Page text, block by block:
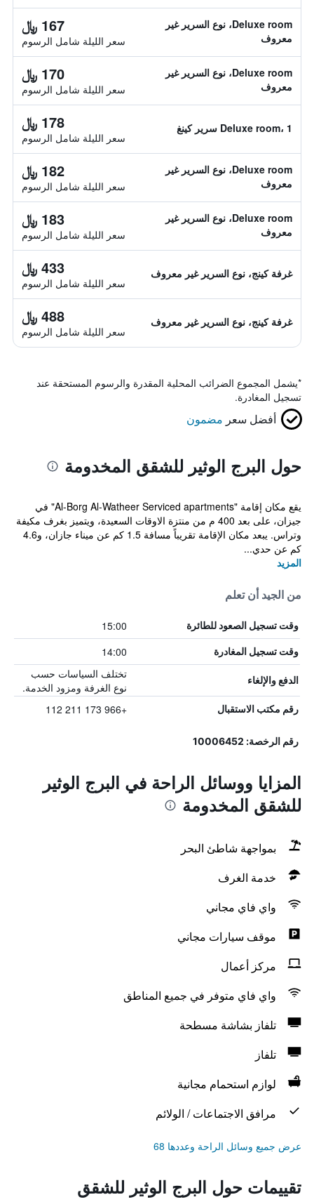
Deluxe room، نوع السرير غير
معروف
167 ﷼
سعر الليلة شامل الرسوم
Deluxe room، نوع السرير غير
معروف
170 ﷼
سعر الليلة شامل الرسوم
Deluxe room، 1 سرير كينغ 178 ﷼
سعر الليلة شامل الرسوم
Deluxe room، نوع السرير غير
معروف
182 ﷼
سعر الليلة شامل الرسوم
Deluxe room، نوع السرير غير
معروف
183 ﷼
سعر الليلة شامل الرسوم
غرفة كينج، نوع السرير غير معروف 433 ﷼
سعر الليلة شامل الرسوم
غرفة كينج، نوع السرير غير معروف 488 ﷼
سعر الليلة شامل الرسوم
*يشمل المجموع الضرائب المحلية المقدرة والرسوم المستحقة عند
تسجيل المغادرة.
أفضل سعر مضمون
حول البرج الوثير للشقق المخدومة
يقع مكان إقامة "Al-Borg Al-Watheer Serviced apartments" في
جيزان، على بعد 400 م من منتزة الاوقات السعيدة، ويتميز بغرف مكيفة
وتراس. يبعد مكان الإقامة تقريباً مسافة 1.5 كم عن ميناء جازان، و4.6
كم عن حدي...
المزيد
من الجيد أن تعلم
وقت تسجيل الصعود للطائرة 15:00
وقت تسجيل المغادرة 14:00
الدفع والإلغاء
تختلف السياسات حسب
نوع الغرفة ومزود الخدمة.
رقم مكتب الاستقبال +966 173 211 112
رقم الرخصة: 10006452
المزايا ووسائل الراحة في البرج الوثير
للشقق المخدومة
بمواجهة شاطئ البحر
خدمة الغرف
واي فاي مجاني
موقف سيارات مجاني
مركز أعمال
واي فاي متوفر في جميع المناطق
تلفاز بشاشة مسطحة
تلفاز
لوازم استحمام مجانية
مرافق الاجتماعات / الولائم
عرض جميع وسائل الراحة وعددها 68
تقييمات حول البرج الوثير للشقق